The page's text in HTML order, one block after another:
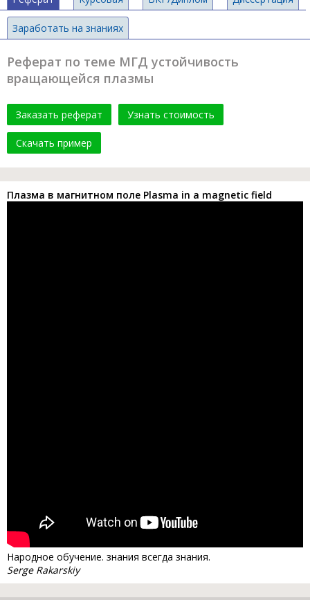
Заработать на знаниях
Реферат по теме МГД устойчивость
вращающейся плазмы
Заказать реферат Узнать стоимость
Скачать пример
Плазма в магнитном поле Plasma in a magnetic field
Народное обучение. знания всегда знания.
Serge Rakarskiy